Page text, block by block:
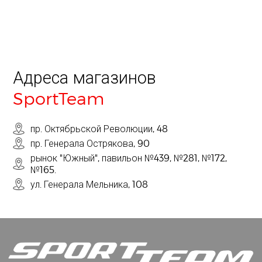
Адреса магазинов
SportTeam
пр. Октябрьской Революции, 48
пр. Генерала Острякова, 90
рынок "Южный", павильон №439, №281, №172,
№165.
ул. Генерала Мельника, 108